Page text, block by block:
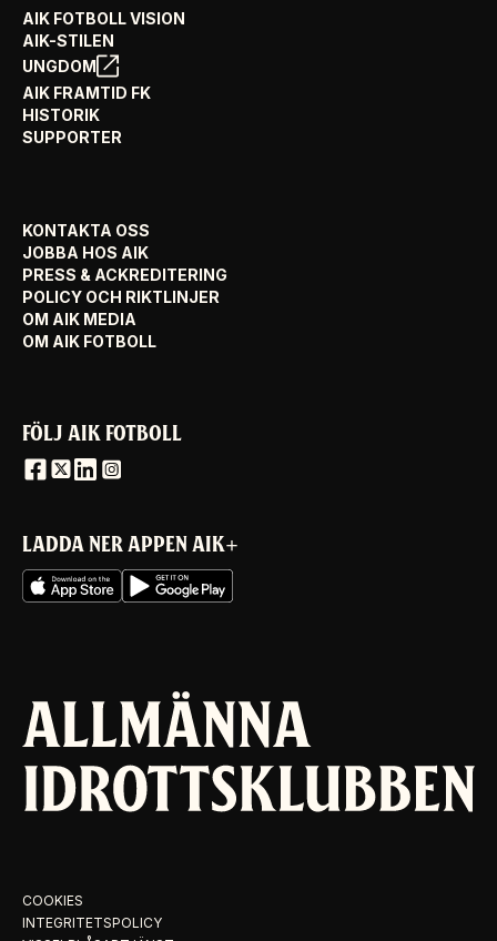
AIK FOTBOLL VISION
AIK-STILEN
UNGDOM
AIK FRAMTID FK
HISTORIK
SUPPORTER
KONTAKTA OSS
JOBBA HOS AIK
PRESS & ACKREDITERING
POLICY OCH RIKTLINJER
OM AIK MEDIA
OM AIK FOTBOLL
FÖLJ AIK FOTBOLL
LADDA NER APPEN AIK+
COOKIES
INTEGRITETSPOLICY